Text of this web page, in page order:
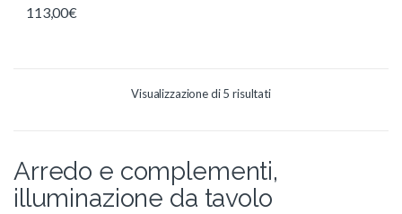
(lente)
113,00€
Visualizzazione di 5 risultati
Arredo e complementi,
illuminazione da tavolo